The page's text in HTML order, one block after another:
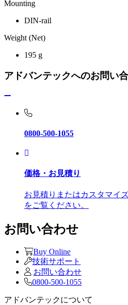
Mounting
DIN-rail
Weight (Net)
195 g
アドバンテックへのお問い
0800-500-1055
価格・お見積り
お見積りまたはカスタマイ
をご覧ください。
お問い合わせ
Buy Online
技術サポート
お問い合わせ
0800-500-1055
アドバンテックについて